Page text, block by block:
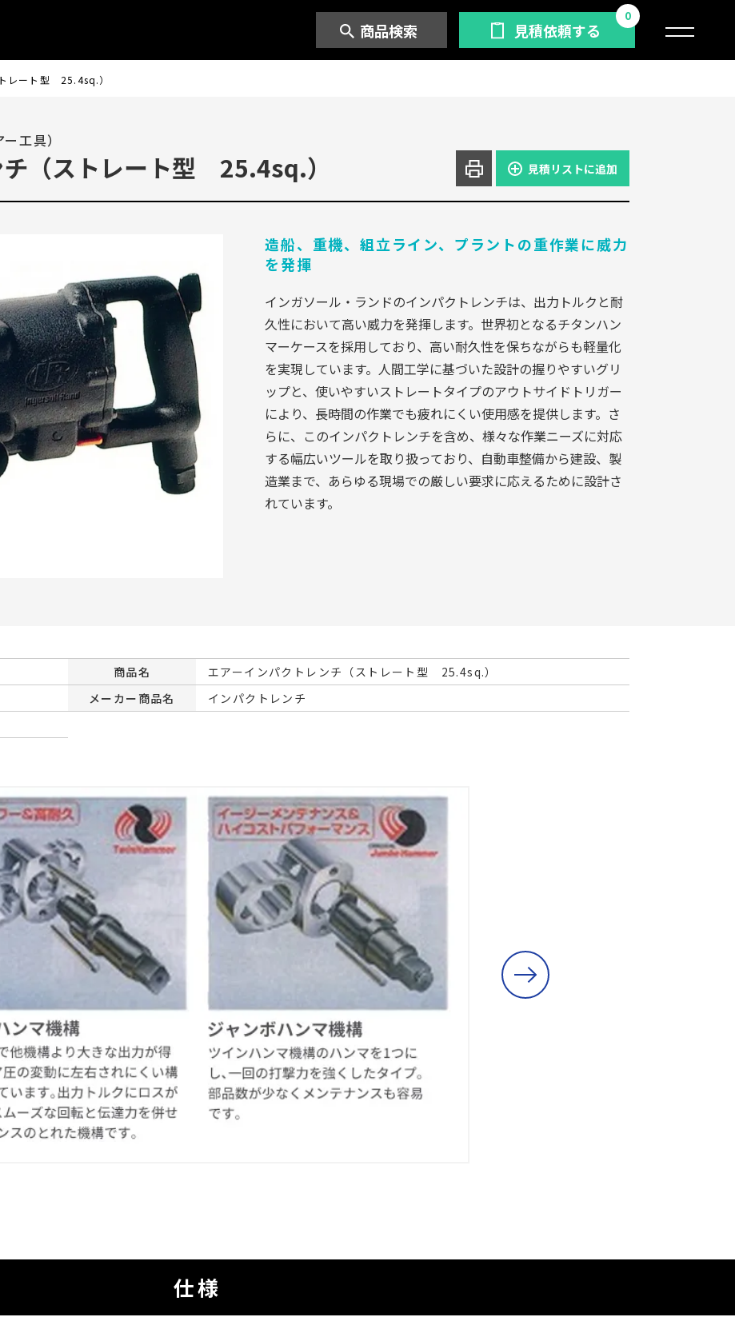
商品検索 見積依頼する
0
レート型 25.4sq.）
工具）
（ストレート型 25.4sq.） 見積リストに追加
造船、重機、組立ライン、プラントの重作業に威力
を発揮
インガソール・ランドのインパクトレンチは、出力トルクと耐
久性において高い威力を発揮します。世界初となるチタンハン
マーケースを採用しており、高い耐久性を保ちながらも軽量化
を実現しています。人間工学に基づいた設計の握りやすいグリ
ップと、使いやすいストレートタイプのアウトサイドトリガー
により、長時間の作業でも疲れにくい使用感を提供します。さ
らに、このインパクトレンチを含め、様々な作業ニーズに対応
する幅広いツールを取り扱っており、自動車整備から建設、製
造業まで、あらゆる現場での厳しい要求に応えるために設計さ
れています。
商品名
エアーインパクトレンチ（ストレート型 25.4sq.）
メーカー商品名
インパクトレンチ
仕様